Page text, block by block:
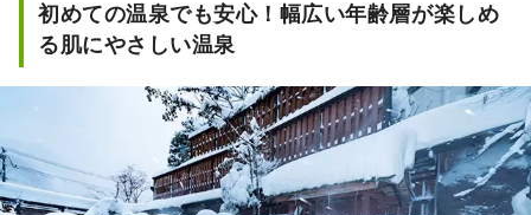
初めての温泉でも安心！幅広い年齢層が楽しめ
る肌にやさしい温泉